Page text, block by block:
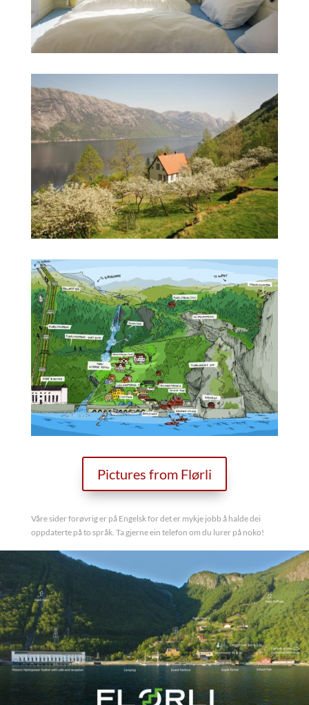
Pictures from Flørli
Våre sider forøvrig er på Engelsk for det er mykje jobb å halde dei
oppdaterte på to språk. Ta gjerne ein telefon om du lurer på noko!